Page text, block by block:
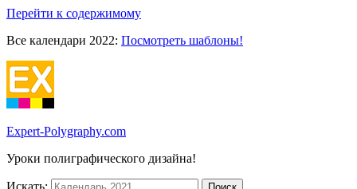
Перейти к содержимому
Все календари 2022: Посмотреть шаблоны!
Expert-Polygraphy.com
Уроки полиграфического дизайна!
Искать: